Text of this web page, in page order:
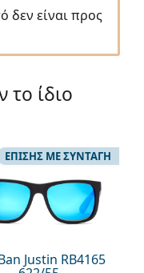
δεν είναι προς
το ίδιο
Justin RB4165
ΕΠΊΣΗΣ ΜΕ ΣΥΝΤΑΓΉ